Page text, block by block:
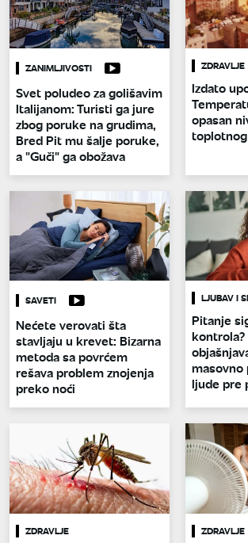
ZANIMLJIVOSTI
Svet poludeo za golišavim
Italijanom: Turisti ga jure
zbog poruke na grudima,
Bred Pit mu šalje poruke,
a "Guči" ga obožava
ZDRAVLJE
Izdato
opasan
SAVETI
Nećete verovati šta
stavljaju u krevet: Bizarna
metoda sa povrćem
rešava problem znojenja
preko noći
LJUBAV I
Pitanje
kontrola?
masovno
ljude pre
ZDRAVLJE ZDRAVLJE